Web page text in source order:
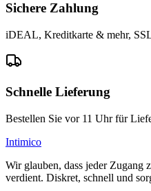
Sichere Zahlung
iDEAL, Kreditkarte & mehr,
Schnelle Lieferung
Bestellen Sie vor 11 Uhr für
Intimico
Wir glauben, dass jeder Zugang
verdient. Diskret, schnell und